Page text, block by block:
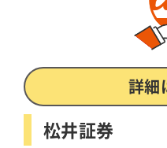
詳細
松井証券